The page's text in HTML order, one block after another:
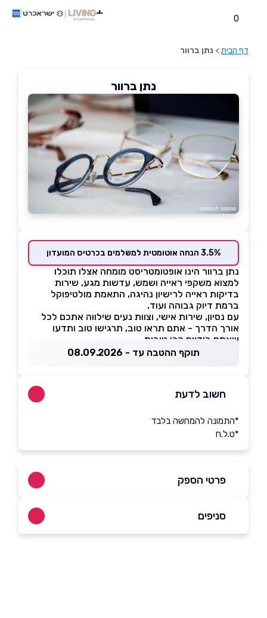
0
דף הבית> נתן ברוור
נתן ברוור
3.5% הנחה אוטומטית למשלמים בכרטיס המועדון
נתן ברוור הינו אופטומטריסט מומחה אצלו תוכלו
למצוא משקפי ראייה ושמש, עדשות מגע, שירות
בדיקות ראייה לרישיון נהיגה, התאמת מולטיפוקל
ברמת דיוק גבוהה ועוד.
עם נסיון, שירות אישי, וצוות נעים שילווה אתכם לכל
אורך הדרך - אתם תראו טוב, תרגישו טוב ותדעו
שאתם בידיים הכי טובות.
תוקף ההטבה עד - 08.09.2026
חשוב לדעת
*התמונה להמחשה בלבד
*ט.ל.ח
פרטי הספק
סניפים